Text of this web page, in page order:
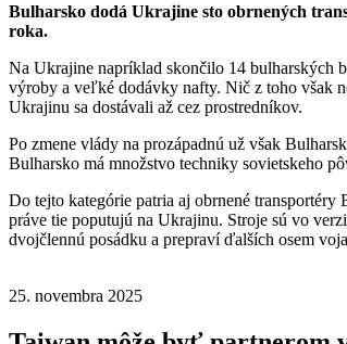
Bulharsko dodá Ukrajine sto obrnených
roka.
Na Ukrajine napríklad skončilo 14 bulharských
výroby a veľké dodávky nafty. Nič z toho však
Ukrajinu sa dostávali až cez prostredníkov.
Po zmene vlády na prozápadnú už však
Bulharsko má množstvo techniky sovietskeho
Do tejto kategórie patria aj obrnené
práve tie poputujú na Ukrajinu. Stroje sú vo
dvojčlennú posádku a prepraví ďalších osem
25. novembra 2025